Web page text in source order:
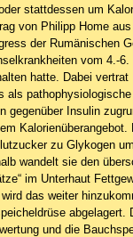
stattdessen um
von Philipp Home
der Rumänischen
vom 4.-
hatte. Dabei
als
gegenüber Insulin
zu Glykogen
wandelt sie den
im Unterhaut
das weiter
abgelagert.
und die